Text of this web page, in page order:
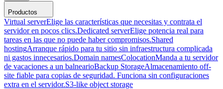
Productos
Virtual serverElige las características que necesitas y contrata el
servidor en pocos clics.Dedicated serverElige potencia real para
tareas en las que no puede haber compromisos.Shared
hostingArranque rápido para tu sitio sin infraestructura complicada
ni gastos innecesarios.Domain namesColocationManda a tu servidor
de vacaciones a un balnearioBackup StorageAlmacenamiento off-
site fiable para copias de seguridad. Funciona sin configuraciones
extra en el servidor.S3-like object storage